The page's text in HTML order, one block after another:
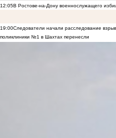
12:05В Ростове-на-Дону военнослужащего
19:00Следователи начали расследование
поликлиники №1 в Шахтах перенесли